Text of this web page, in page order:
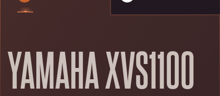
YAMAHA XVS1100